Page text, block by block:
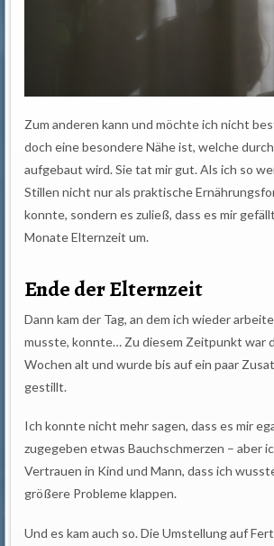
Zum anderen kann und möchte ich nicht
doch eine besondere Nähe ist, welche
aufgebaut wird. Sie tat mir gut. Als ich so
Stillen nicht nur als praktische
konnte, sondern es zuließ, dass es mir
Monate Elternzeit um.
Ende der Elternzeit
Dann kam der Tag, an dem ich wieder
musste, konnte… Zu diesem Zeitpunkt war
Wochen alt und wurde bis auf ein paar
gestillt.
Ich konnte nicht mehr sagen, dass es mir
zugegeben etwas Bauchschmerzen – aber
Vertrauen in Kind und Mann, dass ich
größere Probleme klappen.
Und es kam auch so. Die Umstellung auf